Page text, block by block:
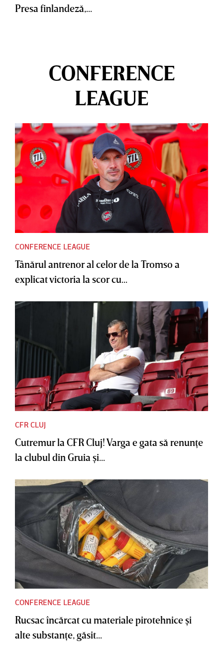
Presa finlandeză,...
CONFERENCE
LEAGUE
CONFERENCE LEAGUE
Tânărul antrenor al celor de la Tromso a
explicat victoria la scor cu...
CFR CLUJ
Cutremur la CFR Cluj! Varga e gata să renunţe
la clubul din Gruia şi...
CONFERENCE LEAGUE
Rucsac încărcat cu materiale pirotehnice şi
alte substanţe, găsit...